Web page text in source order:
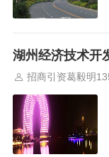
湖州经济技术开
招商引资葛毅明